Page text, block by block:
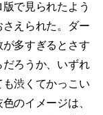
で見られたよう
えられた。ダー
多すぎるとさす
ろうか、いずれ
渋くてかっこい
のイメージは、